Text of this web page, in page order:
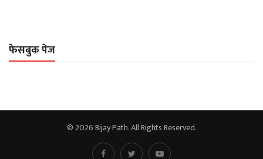
फेसबुक पेज
© 2026 Bijay Path. All Rights Reserved.